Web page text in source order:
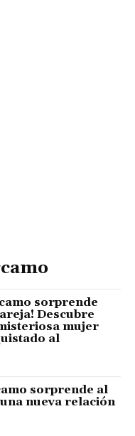
sorprende
Descubre
mujer
al
sorprende al
nueva relación